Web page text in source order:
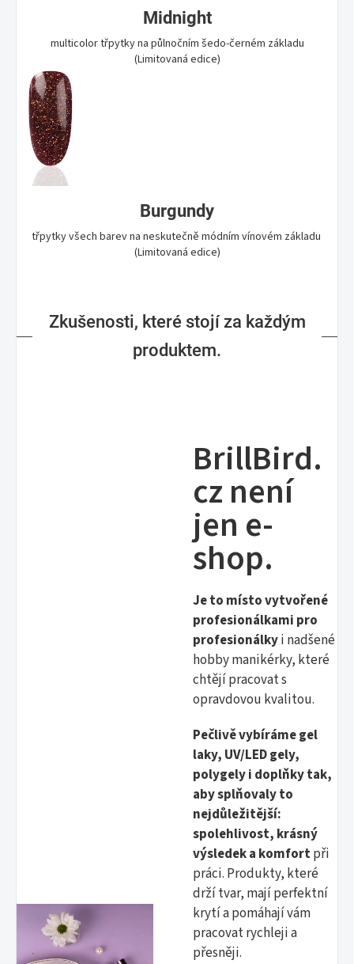
Midnight
multicolor třpytky na půlnočním šedo-černém základu
(Limitovaná edice)
Burgundy
třpytky všech barev na neskutečně módním vínovém základu
(Limitovaná edice)
Zkušenosti, které stojí za každým
produktem.
BrillBird.
cz není
jen e-
shop.
Je to místo vytvořené
profesionálkami pro
profesionálkyi nadšené
hobby manikérky, které
chtějí pracovat s
opravdovou kvalitou.
Pečlivě vybíráme gel
laky, UV/LED gely,
polygely i doplňky tak,
aby splňovaly to
nejdůležitější:
spolehlivost, krásný
výsledek a komfortpři
práci. Produkty, které
drží tvar, mají perfektní
krytí a pomáhají vám
pracovat rychleji a
přesněji.